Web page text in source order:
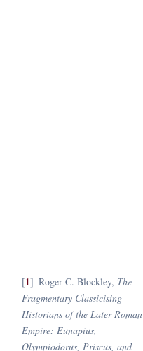
1 Roger C. Blockley, The
Fragmentary Classicising
Historians of the Later Roman
Empire: Eunapius,
Olympiodorus, Priscus, and